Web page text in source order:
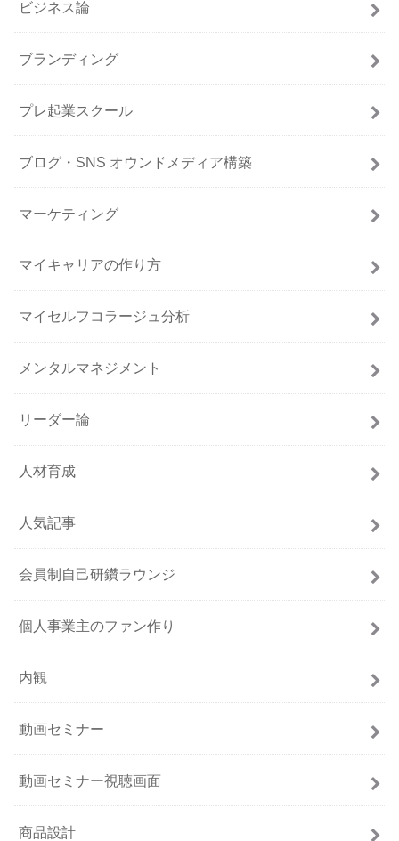
ビジネス論
ブランディング
プレ起業スクール
ブログ・SNS オウンドメディア構築
マーケティング
マイキャリアの作り方
マイセルフコラージュ分析
メンタルマネジメント
リーダー論
人材育成
人気記事
会員制自己研鑽ラウンジ
個人事業主のファン作り
内観
動画セミナー
動画セミナー視聴画面
商品設計